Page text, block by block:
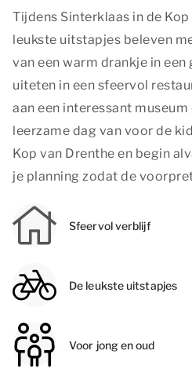
Tijdens Sinterklaas in de
leukste uitstapjes beleven
van een warm drankje in
uiteten in een sfeervol
aan een interessant museum
leerzame dag van voor de
Kop van Drenthe en begin
je planning zodat de
Sfeervol verblijf
De leukste uitstapjes
Voor jong en oud